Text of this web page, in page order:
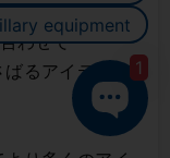
れています
わせで
るアイテムを
equipment
1